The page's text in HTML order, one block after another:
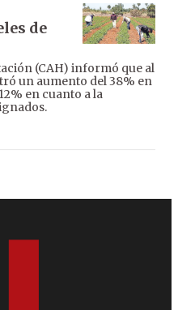
de
(CAH) informó que al
un aumento del 38% en
en cuanto a la